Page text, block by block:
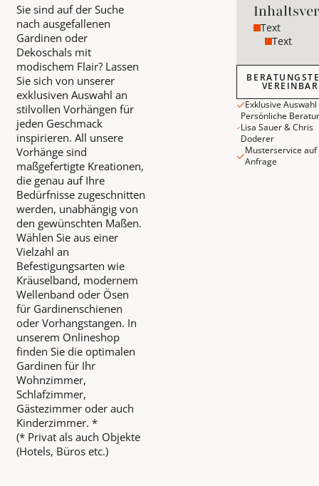
Sie sind auf der Suche
nach ausgefallenen
Gardinen oder
Dekoschals mit
modischem Flair? Lassen
Sie sich von unserer
exklusiven Auswahl an
stilvollen Vorhängen für
jeden Geschmack
inspirieren. All unsere
Vorhänge sind
maßgefertigte Kreationen,
die genau auf Ihre
Bedürfnisse zugeschnitten
werden, unabhängig von
den gewünschten Maßen.
Wählen Sie aus einer
Vielzahl an
Befestigungsarten wie
Kräuselband, modernem
Wellenband oder Ösen
für Gardinenschienen
oder Vorhangstangen. In
unserem Onlineshop
finden Sie die optimalen
Gardinen für Ihr
Wohnzimmer,
Schlafzimmer,
Gästezimmer oder auch
Kinderzimmer. *
(* Privat als auch Objekte
(Hotels, Büros etc.)
Text
Text
Exklusive Auswahl
Persönliche
Lisa Sauer & Chris
Doderer
Musterservice auf
Anfrage